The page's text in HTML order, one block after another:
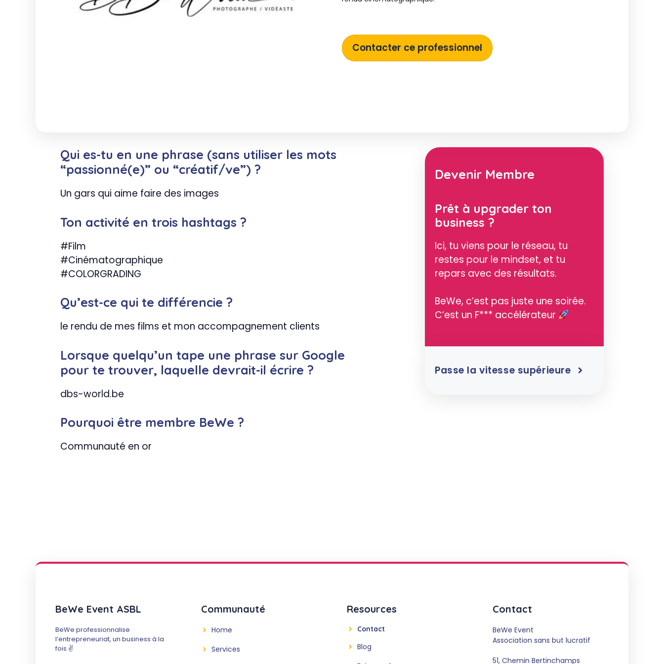
Contacter ce professionnel
Qui es-tu en une phrase (sans utiliser les mots
“passionné(e)” ou “créatif/ve”) ?
Un gars qui aime faire des images
Ton activité en trois hashtags ?
#Film
#Cinématographique
#COLORGRADING
Qu’est-ce qui te différencie ?
le rendu de mes films et mon accompagnement clients
Lorsque quelqu’un tape une phrase sur Google
pour te trouver, laquelle devrait-il écrire ?
dbs-world.be
Pourquoi être membre BeWe ?
Communauté en or
Devenir Membre
Prêt à upgrader ton
business ?
Ici, tu viens pour le réseau, tu
restes pour le mindset, et tu
repars avec des résultats.
BeWe, c’est pas juste une soirée.
C’est un F*** accélérateur
Passe la vitesse supérieure
BeWe Event ASBL
BeWe professionnalise
l’entrepreneuriat, un business à la
fois ✌️
Communauté
Home
Services
Resources
Contact
Blog
Contact
BeWe Event
Association sans but lucratif
51, Chemin Bertinchamps